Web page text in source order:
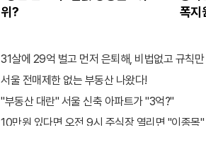
위?
폭지
31살에 29억 벌고 먼저 은퇴해, 비법없고 규칙만
서울 전매제한 없는 부동산 나왔다!
"부동산 대란" 서울 신축 아파트가 "3억?"
10만원 있다면 오전 9시 주식장 열리면 "이종목"